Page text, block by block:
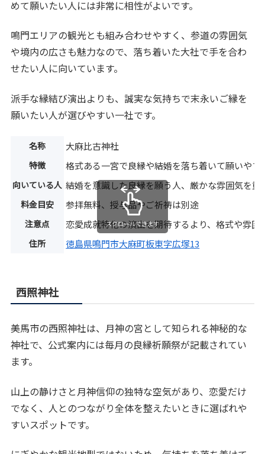
めて願いたい人には非常に相性がよいです。
鳴門エリアの観光とも組み合わせやすく、参道の雰囲気
や境内の広さも魅力なので、落ち着いた大社で手を合わ
せたい人に向いています。
派手な縁結び演出よりも、誠実な気持ちで末永いご縁を
願いたい人が選びやすい一社です。
名称 大麻比古神社
特徴 格式ある一宮で良縁や結婚を落ち着いて願いやす
向いている人 結婚を意識した良縁を願う人、厳かな雰囲気を
料金目安 参拝無料、授与品やご祈祷は別途
注意点 恋愛成就特化の演出を期待するより、格式や雰囲
住所 徳島県鳴門市大麻町板東字広塚13
スクロールできます
西照神社
美馬市の西照神社は、月神の宮として知られる神秘的な
神社で、公式案内には毎月の良縁祈願祭が記載されてい
ます。
山上の静けさと月神信仰の独特な空気があり、恋愛だけ
でなく、人とのつながり全体を整えたいときに選ばれや
すいスポットです。